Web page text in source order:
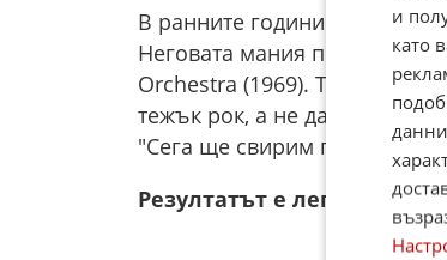
В ранните години на Deep
Неговата мания по
Orchestra (1969). Това
тежък рок, а не да бъде
"Сега ще свирим по моя
Резултатът е
и
като